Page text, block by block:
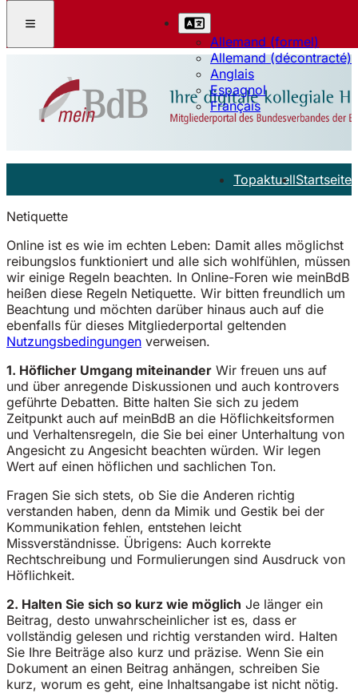
Allemand (formel)
Allemand (décontracté)
Anglais
Espagnol
Français
TopaktuellStartseite
Netiquette
Online ist es wie im echten Leben: Damit alles möglichst
reibungslos funktioniert und alle sich wohlfühlen, müssen
wir einige Regeln beachten. In Online-Foren wie meinBdB
heißen diese Regeln Netiquette. Wir bitten freundlich um
Beachtung und möchten darüber hinaus auch auf die
ebenfalls für dieses Mitgliederportal geltenden
Nutzungsbedingungen verweisen.
1. Höflicher Umgang miteinander Wir freuen uns auf
und über anregende Diskussionen und auch kontrovers
geführte Debatten. Bitte halten Sie sich zu jedem
Zeitpunkt auch auf meinBdB an die Höflichkeitsformen
und Verhaltensregeln, die Sie bei einer Unterhaltung von
Angesicht zu Angesicht beachten würden. Wir legen
Wert auf einen höflichen und sachlichen Ton.
Fragen Sie sich stets, ob Sie die Anderen richtig
verstanden haben, denn da Mimik und Gestik bei der
Kommunikation fehlen, entstehen leicht
Missverständnisse. Übrigens: Auch korrekte
Rechtschreibung und Formulierungen sind Ausdruck von
Höflichkeit.
2. Halten Sie sich so kurz wie möglich Je länger ein
Beitrag, desto unwahrscheinlicher ist es, dass er
vollständig gelesen und richtig verstanden wird. Halten
Sie Ihre Beiträge also kurz und präzise. Wenn Sie ein
Dokument an einen Beitrag anhängen, schreiben Sie
kurz, worum es geht, eine Inhaltsangabe ist nicht nötig.